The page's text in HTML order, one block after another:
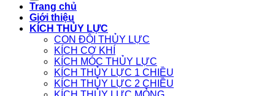
Trang chủ
Giới thiệu
KÍCH THỦY LỰC
CON ĐỘI THỦY LỰC
KÍCH CƠ KHÍ
KÍCH MÓC THỦY LỰC
KÍCH THỦY LỰC 1 CHIỀU
KÍCH THỦY LỰC 2 CHIỀU